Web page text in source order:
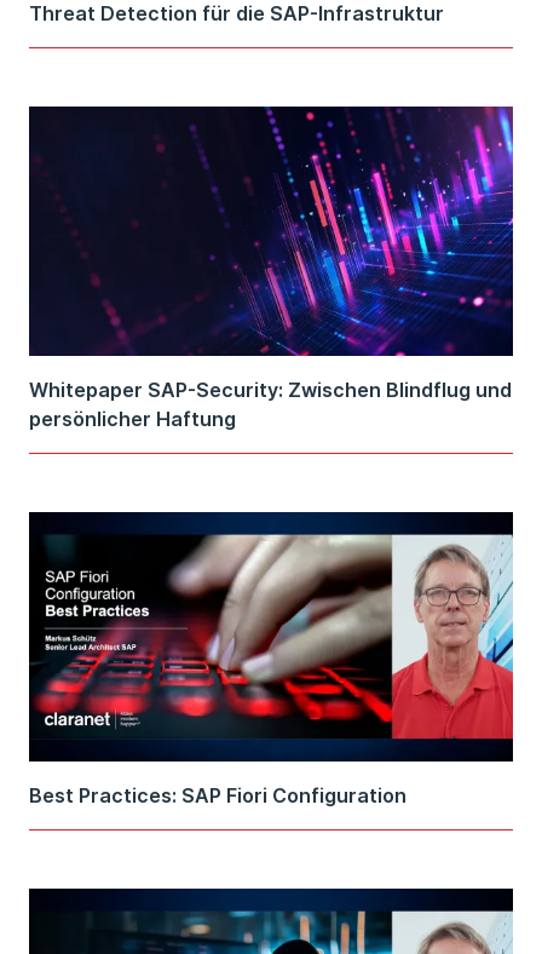
Threat Detection für die SAP-Infrastruktur
Whitepaper SAP-Security: Zwischen Blindflug und
persönlicher Haftung
Best Practices: SAP Fiori Configuration